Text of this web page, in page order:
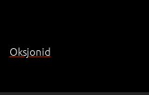
Oksjonid